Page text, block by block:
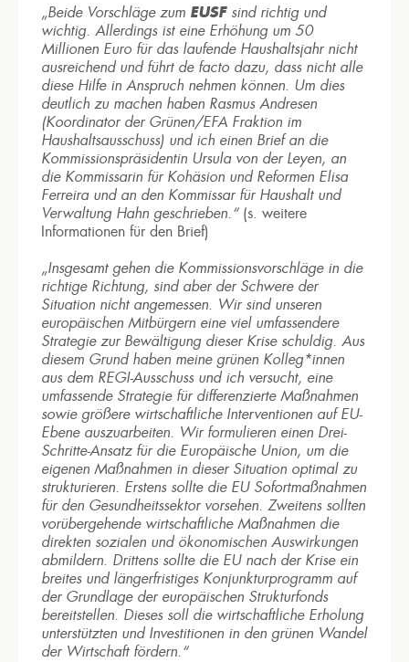
„Beide Vorschläge zum EUSFsind richtig und
wichtig. Allerdings ist eine Erhöhung um 50
Millionen Euro für das laufende Haushaltsjahr nicht
ausreichend und führt de facto dazu, dass nicht alle
diese Hilfe in Anspruch nehmen können. Um dies
deutlich zu machen haben Rasmus Andresen
(Koordinator der Grünen/EFA Fraktion im
Haushaltsausschuss) und ich einen Brief an die
Kommissionspräsidentin Ursula von der Leyen, an
die Kommissarin für Kohäsion und Reformen Elisa
Ferreira und an den Kommissar für Haushalt und
Verwaltung Hahn geschrieben.“ (s. weitere
Informationen für den Brief)
„Insgesamt gehen die Kommissionsvorschläge in die
richtige Richtung, sind aber der Schwere der
Situation nicht angemessen. Wir sind unseren
europäischen Mitbürgern eine viel umfassendere
Strategie zur Bewältigung dieser Krise schuldig. Aus
diesem Grund haben meine grünen Kolleg*innen
aus dem REGI-Ausschuss und ich versucht, eine
umfassende Strategie für differenzierte Maßnahmen
sowie größere wirtschaftliche Interventionen auf EU-
Ebene auszuarbeiten. Wir formulieren einen Drei-
Schritte-Ansatz für die Europäische Union, um die
eigenen Maßnahmen in dieser Situation optimal zu
strukturieren. Erstens sollte die EU Sofortmaßnahmen
für den Gesundheitssektor vorsehen. Zweitens sollten
vorübergehende wirtschaftliche Maßnahmen die
direkten sozialen und ökonomischen Auswirkungen
abmildern. Drittens sollte die EU nach der Krise ein
breites und längerfristiges Konjunkturprogramm auf
der Grundlage der europäischen Strukturfonds
bereitstellen. Dieses soll die wirtschaftliche Erholung
unterstützten und Investitionen in den grünen Wandel
der Wirtschaft fördern.“